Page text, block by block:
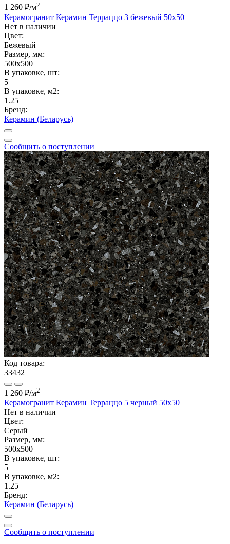
1 260 ₽/м2
Керамогранит Керамин Терраццо 3 бежевый 50х50
Нет в наличии
Цвет:
Бежевый
Размер, мм:
500x500
В упаковке, шт:
5
В упаковке, м2:
1.25
Бренд:
Керамин (Беларусь)
Сообщить о поступлении
Код товара:
33432
1 260 ₽/м2
Керамогранит Керамин Терраццо 5 черный 50х50
Нет в наличии
Цвет:
Серый
Размер, мм:
500x500
В упаковке, шт:
5
В упаковке, м2:
1.25
Бренд:
Керамин (Беларусь)
Сообщить о поступлении